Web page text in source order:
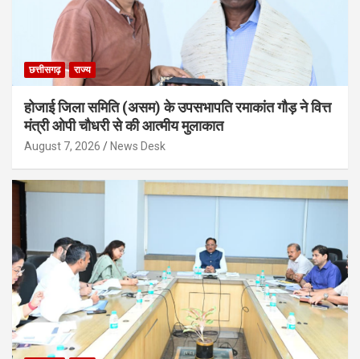
छत्तीसगढ़ राज्य
होजाई जिला समिति (असम) के उपसभापति रमाकांत गौड़ ने वित्त
मंत्री ओपी चौधरी से की आत्मीय मुलाकात
August 7, 2026 News Desk